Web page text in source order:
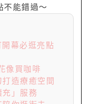
不能錯過～
幕必逛亮點
像買咖啡
造療癒空間
」服務